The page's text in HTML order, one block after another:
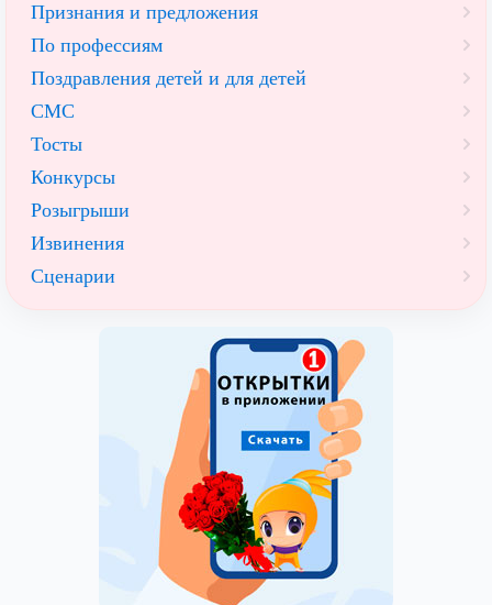
Признания и предложения
По профессиям
Поздравления детей и для детей
СМС
Тосты
Конкурсы
Розыгрыши
Извинения
Сценарии